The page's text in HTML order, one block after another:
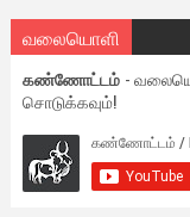
வலையொளி
கண்ணோட்டம் -
சொடுக்கவும்!